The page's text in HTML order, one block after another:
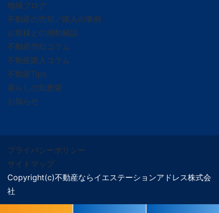
地域ブログ
不動産の売却／購入の事例
お客様との感動秘話
不動産売却コラム
不動産購入コラム
不動産Tips
暮らしの知恵袋
お知らせ
プライバシーポリシー
サイトマップ
Copyright(c)不動産ならイエステーションアドレス株式会
社